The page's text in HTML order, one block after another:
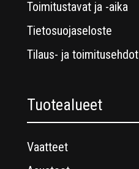
Toimitustavat ja -aika
Tietosuojaseloste
Tilaus- ja toimitusehdot
Tuotealueet
Vaatteet